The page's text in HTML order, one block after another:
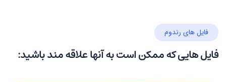
فایل های رندوم
فایل هایی که ممکن است به آنها علاقه مند باشید: